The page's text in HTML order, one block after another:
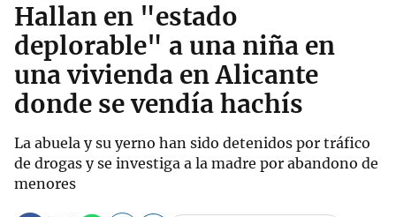
Hallan en "estado
deplorable" a una niña en
una vivienda en Alicante
donde se vendía hachís
La abuela y su yerno han sido detenidos por tráfico
de drogas y se investiga a la madre por abandono de
menores